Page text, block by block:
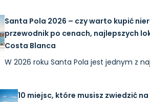
Santa Pola 2026 – czy warto kupić
przewodnik po cenach, najlepszych
Costa Blanca
W 2026 roku Santa Pola jest jednym z
10 miejsc, które musisz zwiedzić